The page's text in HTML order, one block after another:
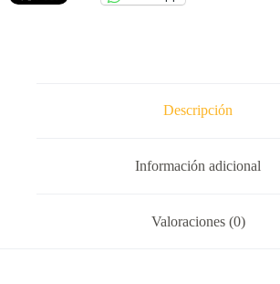
Descripción
Información adicional
Valoraciones (0)